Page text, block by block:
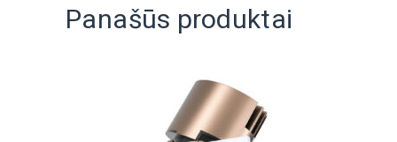
Panašūs produktai